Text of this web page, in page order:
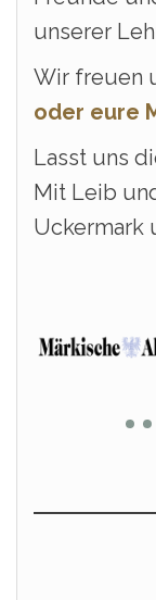
unserer
Wir freuen
oder eure
Lasst uns
Mit Leib
Uckermark